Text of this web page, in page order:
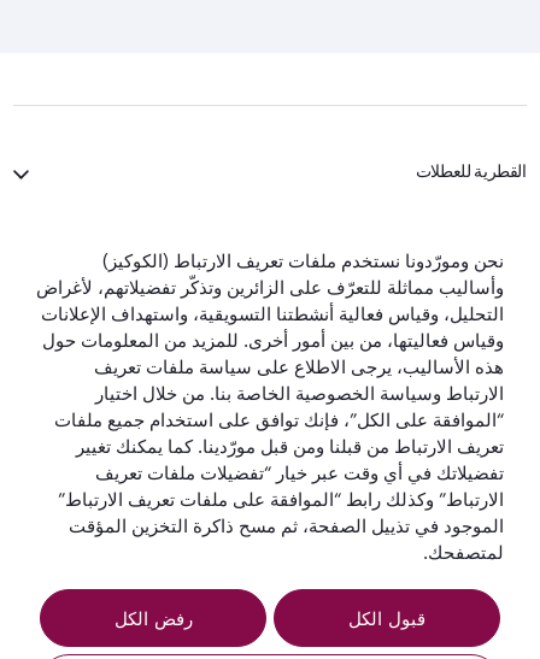
القطرية للعطلات
تواصل معنا
أفضل شركة طيران
في العالم
أفضل درجة رجال
أعمال في العالم
أفضل صالة لدرجة
رجال الأعمال في
العالم
أفضل شركة طيران
في الشرق الأوسط
والأحكام
سياسة ملفات تعريف
الارتباط
إشعار
الخصوصية
نحن ومورّدونا نستخدم ملفات تعريف الارتباط (الكوكيز)
وأساليب مماثلة للتعرّف على الزائرين وتذكّر تفضيلاتهم، لأغراض
التحليل، وقياس فعالية أنشطتنا التسويقية، واستهداف الإعلانات
وقياس فعاليتها، من بين أمور أخرى. للمزيد من المعلومات حول
هذه الأساليب، يرجى الاطلاع على سياسة ملفات تعريف
الارتباط وسياسة الخصوصية الخاصة بنا. من خلال اختيار
“الموافقة على الكل”، فإنك توافق على استخدام جميع ملفات
تعريف الارتباط من قبلنا ومن قبل مورّدينا. كما يمكنك تغيير
تفضيلاتك في أي وقت عبر خيار “تفضيلات ملفات تعريف
الارتباط” وكذلك رابط “الموافقة على ملفات تعريف الارتباط”
الموجود في تذييل الصفحة، ثم مسح ذاكرة التخزين المؤقت
لمتصفحك.
قبول الكل رفض الكل